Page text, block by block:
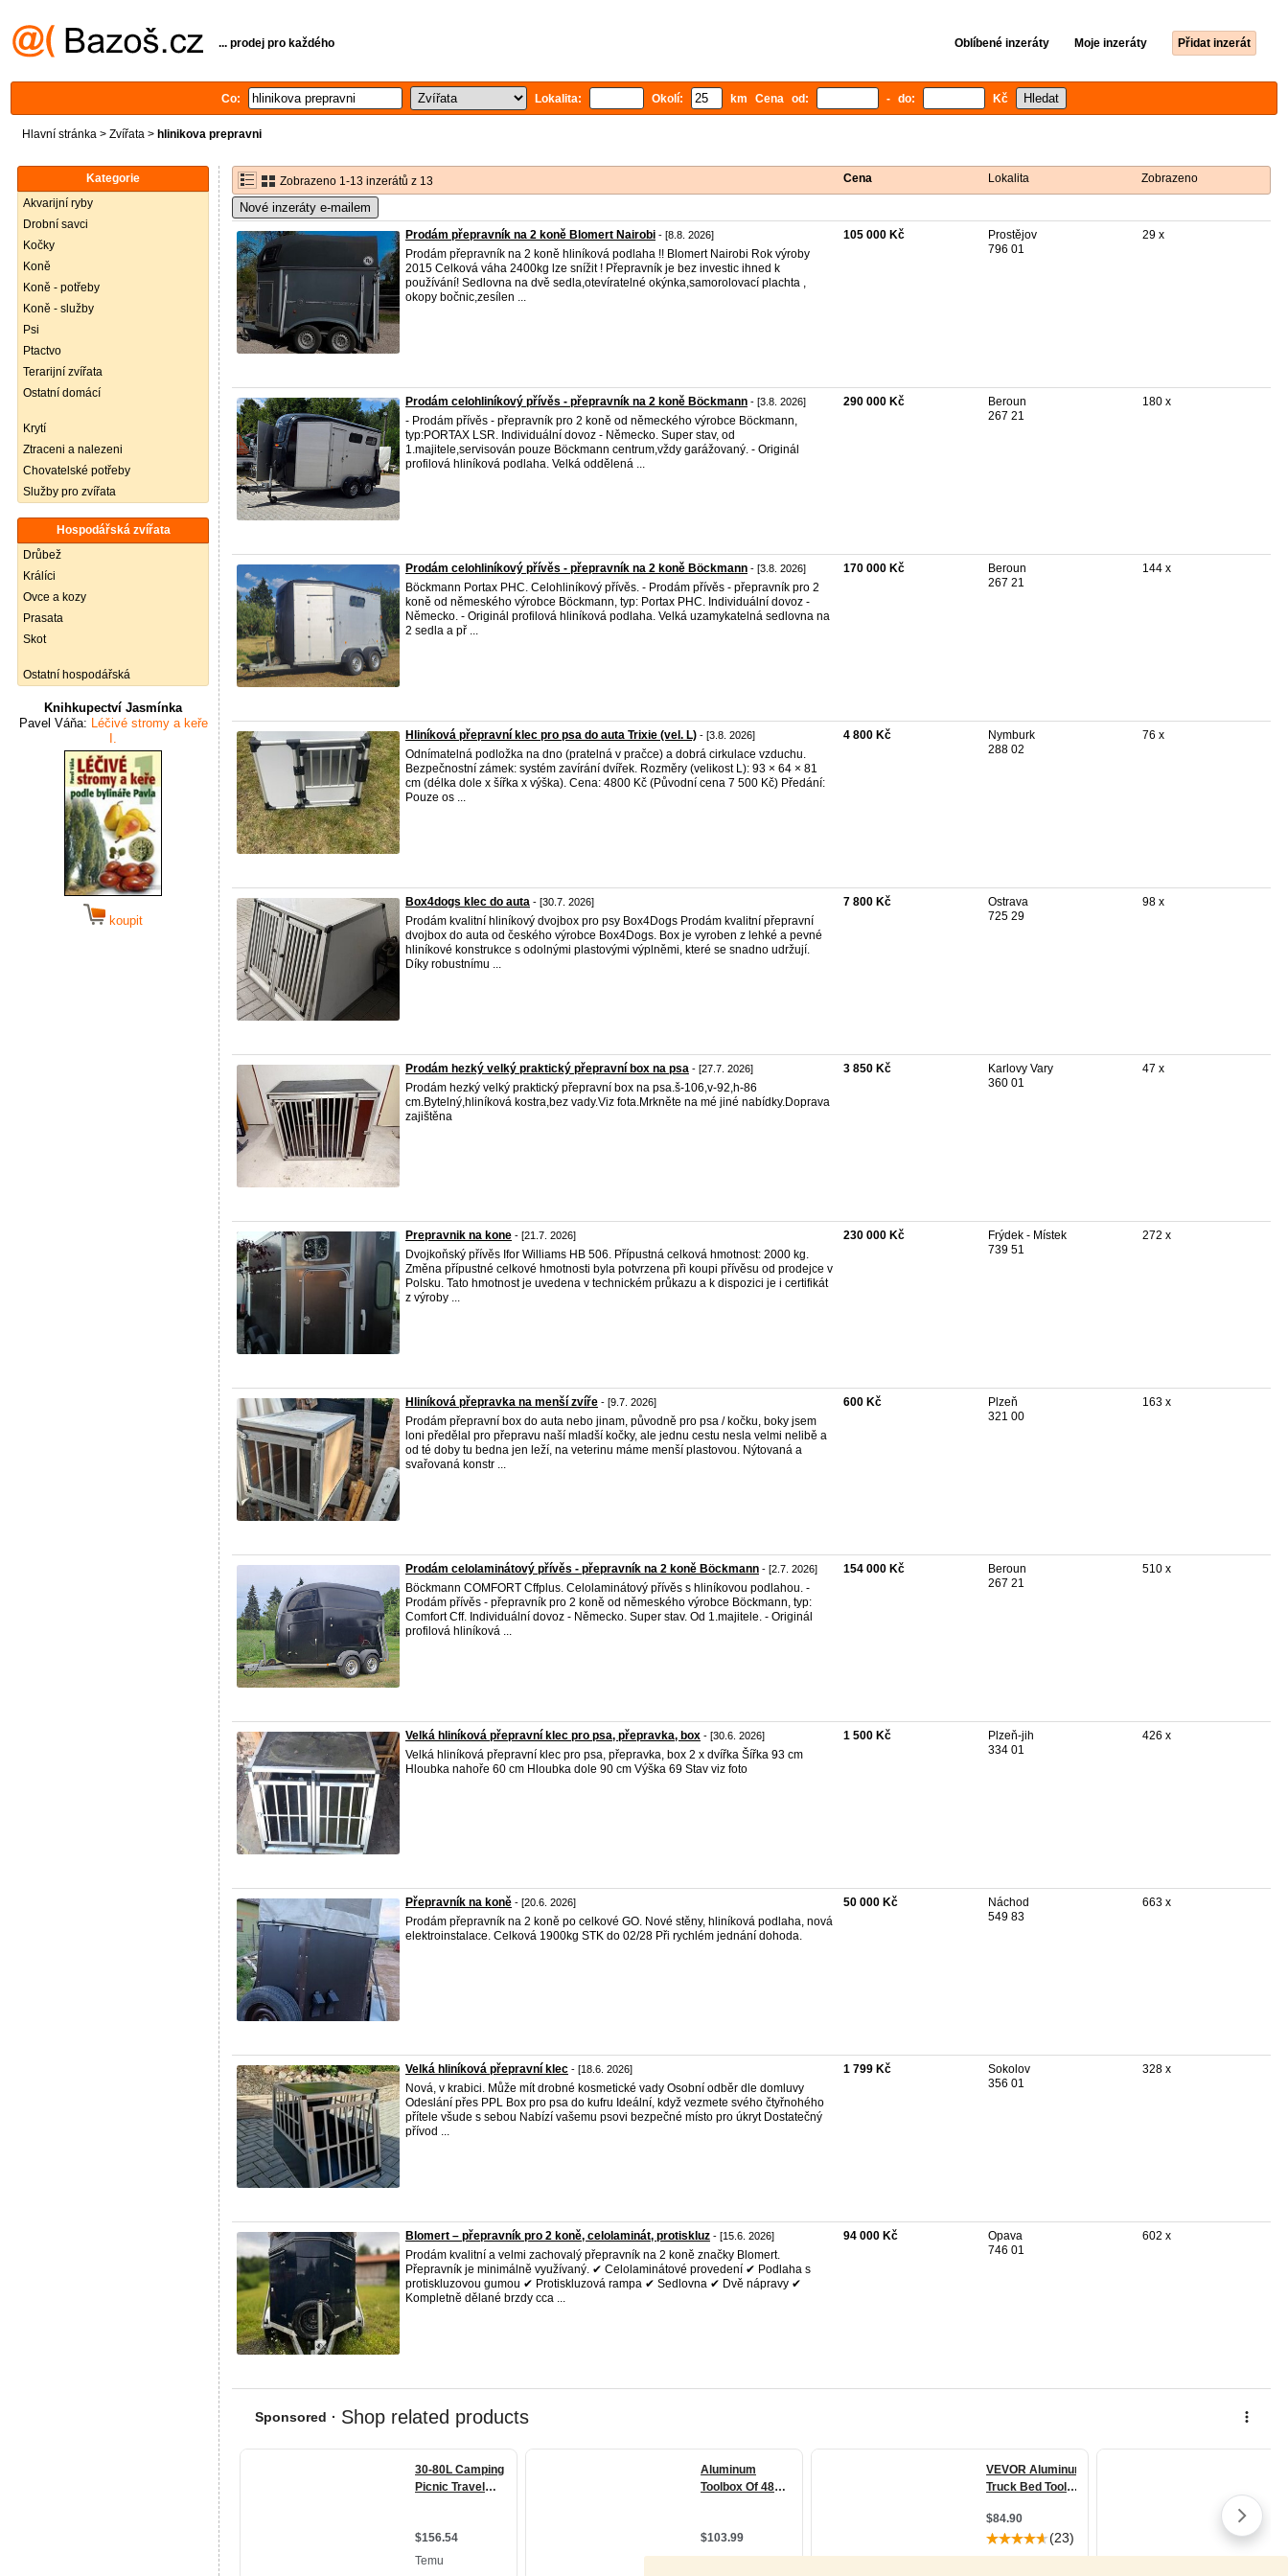
... prodej pro každého Oblíbené inzeráty Moje inzeráty Přidat inzerát
Co: Lokalita: Okolí: km Cena od: - do: Kč
Hlavní stránka > Zvířata > hlinikova prepravni
Kategorie
Akvarijní ryby
Drobní savci
Kočky
Koně
Koně - potřeby
Koně - služby
Psi
Ptactvo
Terarijní zvířata
Ostatní domácí
Krytí
Ztraceni a nalezeni
Chovatelské potřeby
Služby pro zvířata
Hospodářská zvířata
Drůbež
Králíci
Ovce a kozy
Prasata
Skot
Ostatní hospodářská
Knihkupectví Jasmínka
Pavel Váňa: Léčivé stromy a keře
I.
koupit
Zobrazeno 1-13 inzerátů z 13 Cena Lokalita Zobrazeno
Nové inzeráty e-mailem
Prodám přepravník na 2 koně Blomert Nairobi - [8.8. 2026]
Prodám přepravník na 2 koně hliníková podlaha !! Blomert Nairobi Rok výroby
2015 Celková váha 2400kg lze snížit ! Přepravník je bez investic ihned k
používání! Sedlovna na dvě sedla,otevíratelné okýnka,samorolovací plachta ,
okopy bočnic,zesílen ...
105 000 Kč
Prostějov
796 01
29 x
Prodám celohliníkový přívěs - přepravník na 2 koně Böckmann - [3.8. 2026]
- Prodám přívěs - přepravník pro 2 koně od německého výrobce Böckmann,
typ:PORTAX LSR. Individuální dovoz - Německo. Super stav, od
1.majitele,servisován pouze Böckmann centrum,vždy garážovaný. - Originál
profilová hliníková podlaha. Velká oddělená ...
290 000 Kč
Beroun
267 21
180 x
Prodám celohliníkový přívěs - přepravník na 2 koně Böckmann - [3.8. 2026]
Böckmann Portax PHC. Celohliníkový přívěs. - Prodám přívěs - přepravník pro 2
koně od němeského výrobce Böckmann, typ: Portax PHC. Individuální dovoz -
Německo. - Originál profilová hliníková podlaha. Velká uzamykatelná sedlovna na
2 sedla a př ...
170 000 Kč
Beroun
267 21
144 x
Hliníková přepravní klec pro psa do auta Trixie (vel. L) - [3.8. 2026]
Odnímatelná podložka na dno (pratelná v pračce) a dobrá cirkulace vzduchu.
Bezpečnostní zámek: systém zavírání dvířek. Rozměry (velikost L): 93 × 64 × 81
cm (délka dole x šířka x výška). Cena: 4800 Kč (Původní cena 7 500 Kč) Předání:
Pouze os ...
4 800 Kč
Nymburk
288 02
76 x
Box4dogs klec do auta - [30.7. 2026]
Prodám kvalitní hliníkový dvojbox pro psy Box4Dogs Prodám kvalitní přepravní
dvojbox do auta od českého výrobce Box4Dogs. Box je vyroben z lehké a pevné
hliníkové konstrukce s odolnými plastovými výplněmi, které se snadno udržují.
Díky robustnímu ...
7 800 Kč
Ostrava
725 29
98 x
Prodám hezký velký praktický přepravní box na psa - [27.7. 2026]
Prodám hezký velký praktický přepravní box na psa.š-106,v-92,h-86
cm.Bytelný,hliníková kostra,bez vady.Viz fota.Mrkněte na mé jiné nabídky.Doprava
zajištěna
3 850 Kč
Karlovy Vary
360 01
47 x
Prepravnik na kone - [21.7. 2026]
Dvojkoňský přívěs Ifor Williams HB 506. Přípustná celková hmotnost: 2000 kg.
Změna přípustné celkové hmotnosti byla potvrzena při koupi přívěsu od prodejce v
Polsku. Tato hmotnost je uvedena v technickém průkazu a k dispozici je i certifikát
z výroby ...
230 000 Kč
Frýdek - Místek
739 51
272 x
Hliníková přepravka na menší zvíře - [9.7. 2026]
Prodám přepravní box do auta nebo jinam, původně pro psa / kočku, boky jsem
loni předělal pro přepravu naší mladší kočky, ale jednu cestu nesla velmi nelibě a
od té doby tu bedna jen leží, na veterinu máme menší plastovou. Nýtovaná a
svařovaná konstr ...
600 Kč
Plzeň
321 00
163 x
Prodám celolaminátový přívěs - přepravník na 2 koně Böckmann - [2.7. 2026]
Böckmann COMFORT Cffplus. Celolaminátový přívěs s hliníkovou podlahou. -
Prodám přívěs - přepravník pro 2 koně od němeského výrobce Böckmann, typ:
Comfort Cff. Individuální dovoz - Německo. Super stav. Od 1.majitele. - Originál
profilová hliníková ...
154 000 Kč
Beroun
267 21
510 x
Velká hliníková přepravní klec pro psa, přepravka, box - [30.6. 2026]
Velká hliníková přepravní klec pro psa, přepravka, box 2 x dvířka Šířka 93 cm
Hloubka nahoře 60 cm Hloubka dole 90 cm Výška 69 Stav viz foto
1 500 Kč
Plzeň-jih
334 01
426 x
Přepravník na koně - [20.6. 2026]
Prodám přepravník na 2 koně po celkové GO. Nové stěny, hliníková podlaha, nová
elektroinstalace. Celková 1900kg STK do 02/28 Při rychlém jednání dohoda.
50 000 Kč
Náchod
549 83
663 x
Velká hliníková přepravní klec - [18.6. 2026]
Nová, v krabici. Může mít drobné kosmetické vady Osobní odběr dle domluvy
Odeslání přes PPL Box pro psa do kufru Ideální, když vezmete svého čtyřnohého
přítele všude s sebou Nabízí vašemu psovi bezpečné místo pro úkryt Dostatečný
přívod ...
1 799 Kč
Sokolov
356 01
328 x
Blomert – přepravník pro 2 koně, celolaminát, protiskluz - [15.6. 2026]
Prodám kvalitní a velmi zachovalý přepravník na 2 koně značky Blomert.
Přepravník je minimálně využívaný. ✔ Celolaminátové provedení ✔ Podlaha s
protiskluzovou gumou ✔ Protiskluzová rampa ✔ Sedlovna ✔ Dvě nápravy ✔
Kompletně dělané brzdy cca ...
94 000 Kč
Opava
746 01
602 x